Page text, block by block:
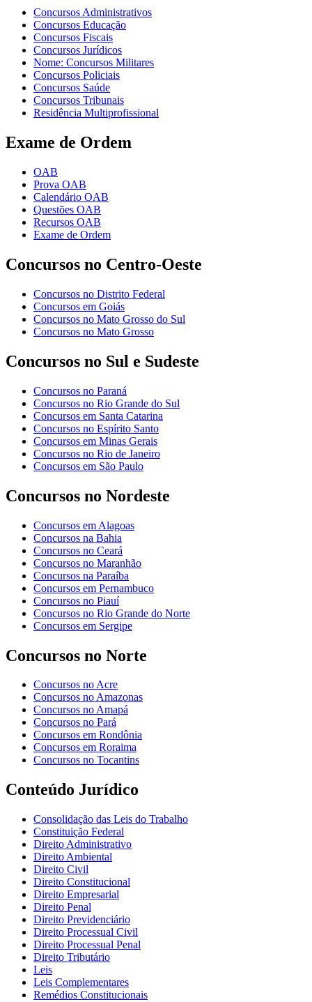
Concursos Administrativos
Concursos Educação
Concursos Fiscais
Concursos Jurídicos
Nome: Concursos Militares
Concursos Policiais
Concursos Saúde
Concursos Tribunais
Residência Multiprofissional
Exame de Ordem
OAB
Prova OAB
Calendário OAB
Questões OAB
Recursos OAB
Exame de Ordem
Concursos no Centro-Oeste
Concursos no Distrito Federal
Concursos em Goiás
Concursos no Mato Grosso do Sul
Concursos no Mato Grosso
Concursos no Sul e Sudeste
Concursos no Paraná
Concursos no Rio Grande do Sul
Concursos em Santa Catarina
Concursos no Espírito Santo
Concursos em Minas Gerais
Concursos no Rio de Janeiro
Concursos em São Paulo
Concursos no Nordeste
Concursos em Alagoas
Concursos na Bahia
Concursos no Ceará
Concursos no Maranhão
Concursos na Paraíba
Concursos em Pernambuco
Concursos no Piauí
Concursos no Rio Grande do Norte
Concursos em Sergipe
Concursos no Norte
Concursos no Acre
Concursos no Amazonas
Concursos no Amapá
Concursos no Pará
Concursos em Rondônia
Concursos em Roraima
Concursos no Tocantins
Conteúdo Jurídico
Consolidação das Leis do Trabalho
Constituição Federal
Direito Administrativo
Direito Ambiental
Direito Civil
Direito Constitucional
Direito Empresarial
Direito Penal
Direito Previdenciário
Direito Processual Civil
Direito Processual Penal
Direito Tributário
Leis
Leis Complementares
Remédios Constitucionais